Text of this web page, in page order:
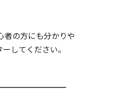
者の方にも分かりや
してください。